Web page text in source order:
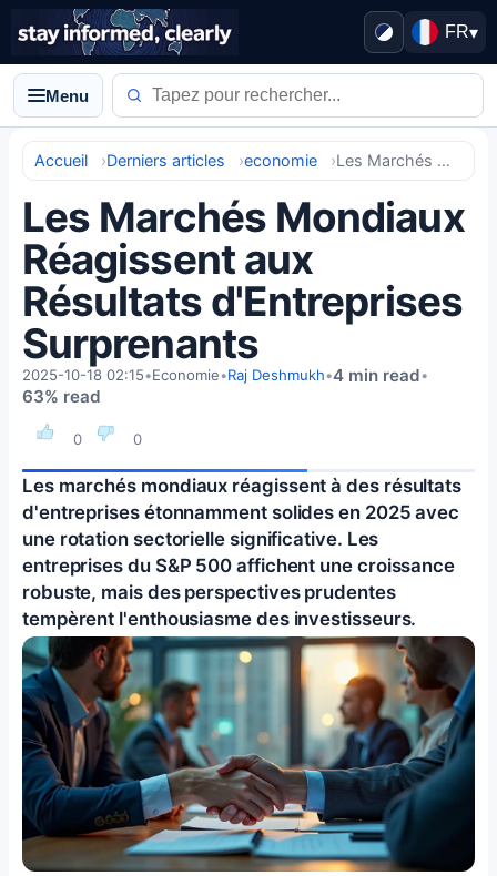
FR▾
Menu
Accueil Derniers articles economie Les Marchés Mondiaux Réagissent aux Résultats d'Entreprises Surprenants
Les Marchés Mondiaux
Réagissent aux
Résultats d'Entreprises
Surprenants
0 0
2025-10-18 02:15•Economie•Raj Deshmukh•4 min read•
63% read
Les marchés mondiaux réagissent à des résultats
d'entreprises étonnamment solides en 2025 avec
une rotation sectorielle significative. Les
entreprises du S&P 500 affichent une croissance
robuste, mais des perspectives prudentes
tempèrent l'enthousiasme des investisseurs.